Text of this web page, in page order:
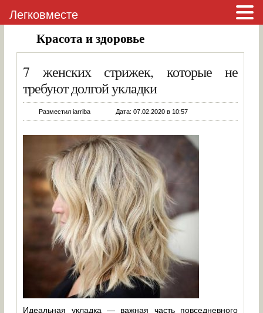
Красота и здоровье
7 женских стрижек, которые не
требуют долгой укладки
Разместил iarriba Дата: 07.02.2020 в 10:57
Идеальная укладка — важная часть повседневного
Легковместе